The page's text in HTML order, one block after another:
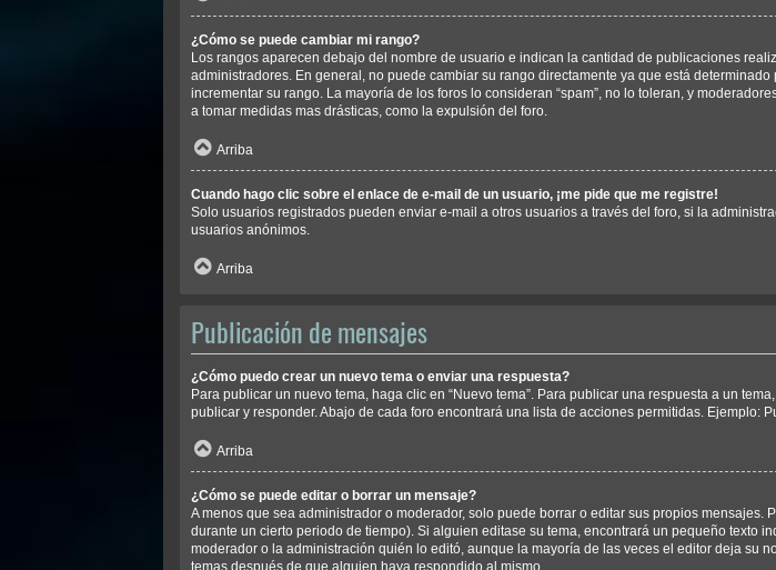
¿Cómo se puede cambiar mi rango?
Los rangos aparecen debajo del nombre de usuario e indican la cantidad de publicaciones
administradores. En general, no puede cambiar su rango directamente ya que está
incrementar su rango. La mayoría de los foros lo consideran “spam”, no lo toleran, y
a tomar medidas mas drásticas, como la expulsión del foro.
Arriba
Cuando hago clic sobre el enlace de e-mail de un usuario, ¡me pide que me registre!
Solo usuarios registrados pueden enviar e-mail a otros usuarios a través del foro, si la
usuarios anónimos.
Arriba
Publicación de mensajes
¿Cómo puedo crear un nuevo tema o enviar una respuesta?
Para publicar un nuevo tema, haga clic en “Nuevo tema”. Para publicar una respuesta a un
publicar y responder. Abajo de cada foro encontrará una lista de acciones permitidas. Ejemplo:
Arriba
¿Cómo se puede editar o borrar un mensaje?
A menos que sea administrador o moderador, solo puede borrar o editar sus propios mensajes.
durante un cierto periodo de tiempo). Si alguien editase su tema, encontrará un pequeño texto
moderador o la administración quién lo editó, aunque la mayoría de las veces el editor deja su
temas después de que alguien haya respondido al mismo.